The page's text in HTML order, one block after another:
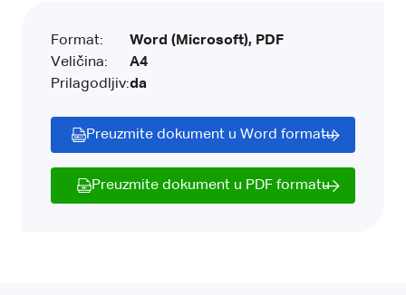
Format:
Veličina:
Prilagodljiv:
Word (Microsoft), PDF
A4
da
Preuzmite dokument u Word formatu
Preuzmite dokument u PDF formatu